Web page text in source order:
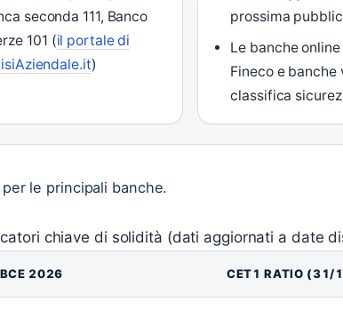
seconda 111, Banco
101 (il portale di
)
prossima
Le banche
Fineco e
classifica
le principali banche.
chiave di solidità (dati aggiornati a date
2026 CET1 RATIO (31/